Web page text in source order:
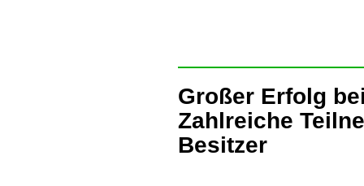
Großer Erfolg
Zahlreiche
Besitzer